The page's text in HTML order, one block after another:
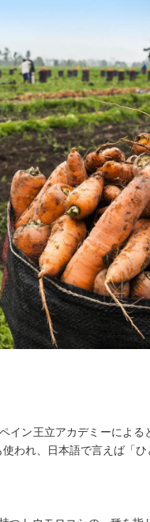
ン王立アカデミーによ
われ、日本語で言えば「